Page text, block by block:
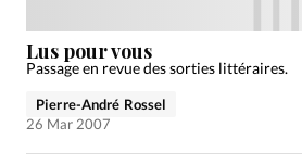
Lus pour vous
Passage en revue des sorties littéraires.
Pierre-André Rossel
26 Mar 2007